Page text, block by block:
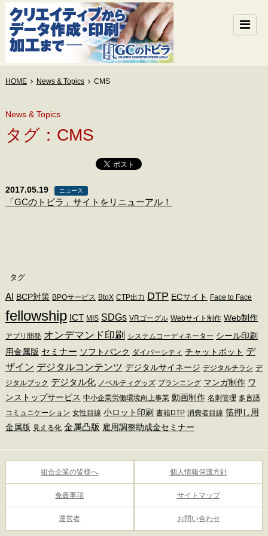
HOME News & Topics CMS
News & Topics
タグ：CMS
2017.05.19 ニュース
「GCのトビラ」サイトをリニューアル！
タグ
AI BCP対策 BPOサービス BtoX CTP出力 DTP ECサイト Face to Face
fellowship ICT MIS SDGs VRゴーグル Webサイト制作 Web制作
アプリ開発 オンデマンド印刷 システムコーディネーター シール印刷
用金属版 セミナー ソフトバンク ダイバーシティ チャットボット デ
ザイン デジタルコンテンツ デジタルサイネージ デジタルチラシ デ
ジタルブック デジタル化 ノベルティグッズ プランニング マンガ制作 ワ
ンストップサービス 中小企業労働環境向上事業 動画制作 名刺管理 多言語
コミュニケーション 女性目線 小ロット印刷 書籍DTP 消費者目線 箔押し用
金属版 見える化 金属凸版 雇用調整助成金セミナー
組合企業の皆様へ 個人情報保護方針
免責事項 サイトマップ
運営者 お問い合わせ